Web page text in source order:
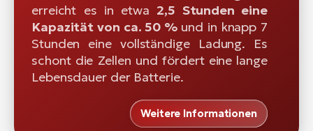
erreicht es in etwa 2,5 Stunden eine
Kapazität von ca. 50 % und in knapp 7
Stunden eine vollständige Ladung. Es
schont die Zellen und fördert eine lange
Lebensdauer der Batterie.
Weitere Informationen